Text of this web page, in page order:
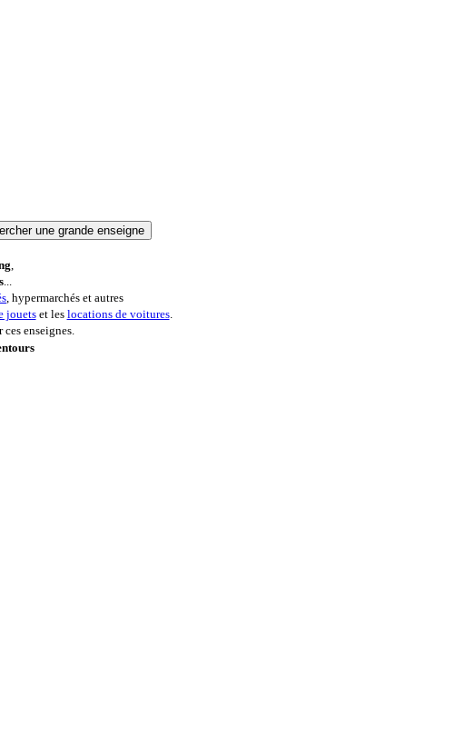
,
...
, hypermarchés et autres
jouetset les locations de voitures.
ces enseignes.